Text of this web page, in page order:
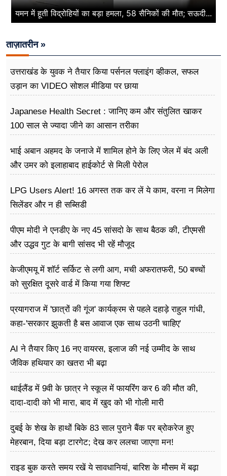
यमन में हूती विद्रोहियों का बड़ा हमला, 58 सैनिकों की मौत; सऊदी...
ताज़ातरीन »
उत्तराखंड के युवक ने तैयार किया पर्सनल फ्लाइंग व्हीकल, सफल
उड़ान का VIDEO सोशल मीडिया पर छाया
Japanese Health Secret : जानिए कम और संतुलित खाकर
100 साल से ज्यादा जीने का आसान तरीका
भाई अबान अहमद के जनाजे में शामिल होने के लिए जेल में बंद अली
और उमर को इलाहाबाद हाईकोर्ट से मिली पेरोल
LPG Users Alert! 16 अगस्त तक कर लें ये काम, वरना न मिलेगा
सिलेंडर और न ही सब्सिडी
पीएम मोदी ने एनडीए के नए 45 सांसदो के साथ बैठक की, टीएमसी
और उद्धव गुट के बागी सांसद भी रहें मौजूद
केजीएमयू में शॉर्ट सर्किट से लगी आग, मची अफरातफरी, 50 बच्चों
को सुरक्षित दूसरे वार्ड में किया गया शिफ्ट
प्रयागराज में 'छात्रों की गूंज' कार्यक्रम से पहले दहाड़े राहुल गांधी,
कहा-'सरकार झुकती है बस आवाज एक साथ उठनी चाहिए'
AI ने तैयार किए 16 नए वायरस, इलाज की नई उम्मीद के साथ
जैविक हथियार का खतरा भी बढ़ा
थाईलैंड में 9वी के छात्र ने स्कूल में फायरिंग कर 6 की मौत की,
दादा-दादी को भी मारा, बाद में खुद को भी गोली मारी
दुबई के शेख के हाथों बिके 83 साल पुराने बैंक पर ब्रोकरेज हुए
मेहरबान, दिया बड़ा टारगेट; देख कर ललचा जाएगा मन!
राइड बुक करते समय रखें ये सावधानियां, बारिश के मौसम में बढ़ा